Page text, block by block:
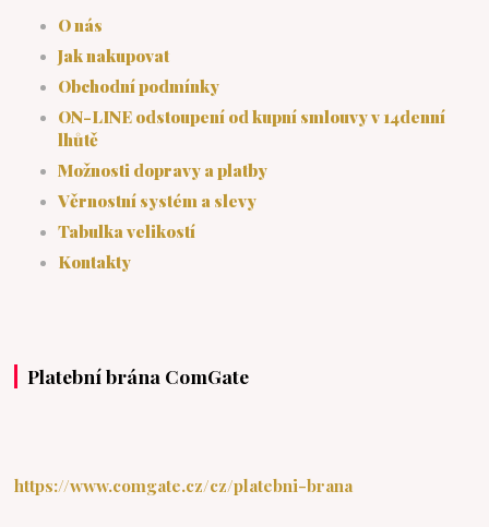
O nás
Jak nakupovat
Obchodní podmínky
ON-LINE odstoupení od kupní smlouvy v 14denní
lhůtě
Možnosti dopravy a platby
Věrnostní systém a slevy
Tabulka velikostí
Kontakty
Platební brána ComGate
https://www.comgate.cz/cz/platebni-brana